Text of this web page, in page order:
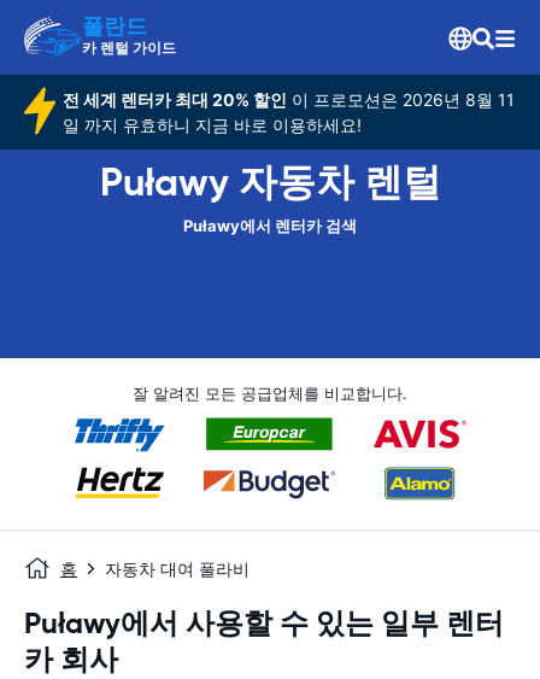
폴란드
카 렌털 가이드
전 세계 렌터카 최대 20% 할인 이 프로모션은 2026년 8월 11
일 까지 유효하니 지금 바로 이용하세요!
Puławy 자동차 렌털
Puławy에서 렌터카 검색
잘 알려진 모든 공급업체를 비교합니다.
홈 자동차 대여 풀라비
Puławy에서 사용할 수 있는 일부 렌터
카 회사